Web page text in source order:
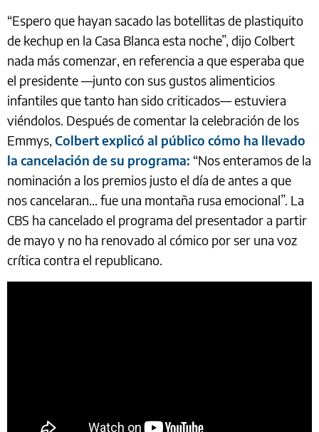
“Espero que hayan sacado las botellitas de plastiquito
de kechup en la Casa Blanca esta noche”, dijo Colbert
nada más comenzar, en referencia a que esperaba que
el presidente —junto con sus gustos alimenticios
infantiles que tanto han sido criticados— estuviera
viéndolos. Después de comentar la celebración de los
Emmys, Colbert explicó al público cómo ha llevado
la cancelación de su programa: “Nos enteramos de la
nominación a los premios justo el día de antes a que
nos cancelaran... fue una montaña rusa emocional”. La
CBS ha cancelado el programa del presentador a partir
de mayo y no ha renovado al cómico por ser una voz
crítica contra el republicano.